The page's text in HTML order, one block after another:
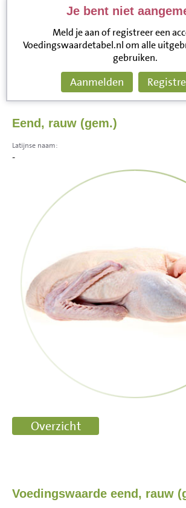
Je bent niet
Meld je aan of registreer een
Voedingswaardetabel.nl om alle
gebruiken.
Aanmelden
Eend, rauw (gem.)
Latijnse naam:
-
Voedingswaarde eend, rauw